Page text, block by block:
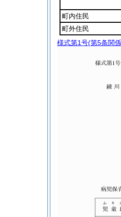
町内住民
町外住民
様式第1号(第5条関